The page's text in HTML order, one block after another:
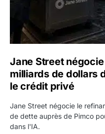
Jane Street
milliards de dollars
le crédit privé
Jane Street négocie le
de dette auprès de Pimco
dans l'IA.